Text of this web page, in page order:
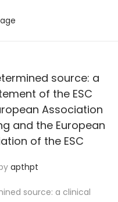
source: a
of the ESC
Association
and the European
of the ESC
apthpt
source: a clinical